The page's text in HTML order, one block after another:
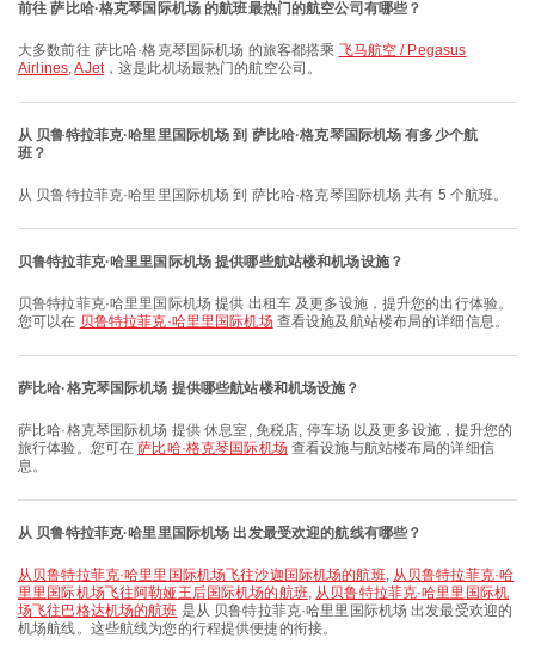
前往 萨比哈·格克琴国际机场 的航班最热门的航空公司有哪些？
大多数前往 萨比哈·格克琴国际机场 的旅客都搭乘 飞马航空 / Pegasus
Airlines,AJet，这是此机场最热门的航空公司。
从 贝鲁特拉菲克·哈里里国际机场 到 萨比哈·格克琴国际机场 有多少个航
班？
从 贝鲁特拉菲克·哈里里国际机场 到 萨比哈·格克琴国际机场 共有 5 个航班。
贝鲁特拉菲克·哈里里国际机场 提供哪些航站楼和机场设施？
贝鲁特拉菲克·哈里里国际机场 提供 出租车 及更多设施，提升您的出行体验。
您可以在 贝鲁特拉菲克·哈里里国际机场查看设施及航站楼布局的详细信息。
萨比哈·格克琴国际机场 提供哪些航站楼和机场设施？
萨比哈·格克琴国际机场 提供 休息室, 免税店, 停车场 以及更多设施，提升您的
旅行体验。您可在萨比哈·格克琴国际机场查看设施与航站楼布局的详细信
息。
从 贝鲁特拉菲克·哈里里国际机场 出发最受欢迎的航线有哪些？
从贝鲁特拉菲克·哈里里国际机场飞往沙迦国际机场的航班, 从贝鲁特拉菲克·哈
里里国际机场飞往阿勒娅王后国际机场的航班, 从贝鲁特拉菲克·哈里里国际机
场飞往巴格达机场的航班 是从 贝鲁特拉菲克·哈里里国际机场 出发最受欢迎的
机场航线。这些航线为您的行程提供便捷的衔接。